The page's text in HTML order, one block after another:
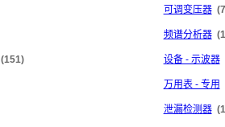
可调变压器
频谱分析器
(151) 设备 - 示波器
万用表 - 专用
泄漏检测器